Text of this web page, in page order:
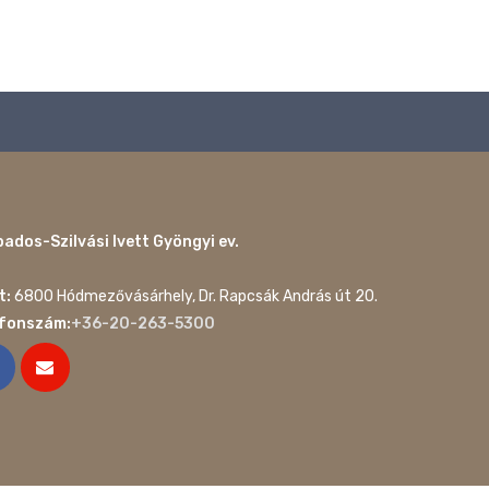
Szilvási Ivett Gyöngyi ev.
6800 Hódmezővásárhely, Dr. Rapcsák András út 20.
+36-20-263-5300